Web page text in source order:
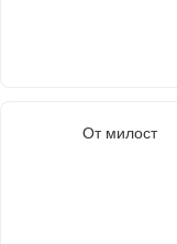
От милост